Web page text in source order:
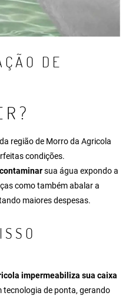
DE
da região de Morro da Agricola
condições.
sua água expondo a
como também abalar a
maiores despesas.
impermeabiliza sua caixa
de ponta, gerando